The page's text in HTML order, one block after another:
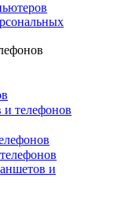
телефонов
и